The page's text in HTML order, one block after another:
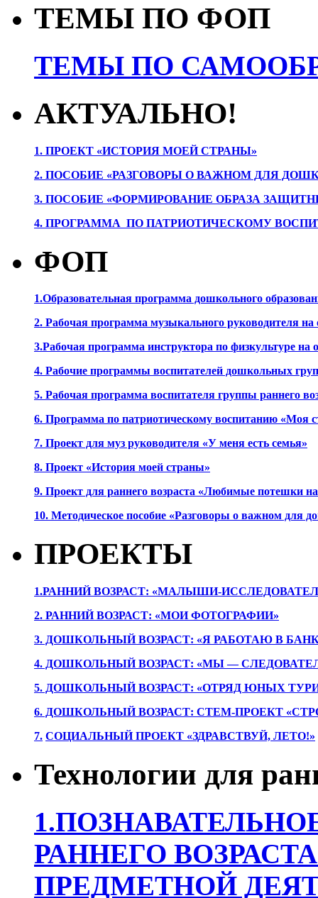
ТЕМЫ ПО ФОП
ТЕМЫ ПО
АКТУАЛЬНО!
1. ПРОЕКТ «ИСТОРИЯ МОЕЙ СТРАНЫ»
2. ПОСОБИЕ «РАЗГОВОРЫ О ВАЖНОМ ДЛЯ
3. ПОСОБИЕ «ФОРМИРОВАНИЕ ОБРАЗА
4. ПРОГРАММА ПО ПАТРИОТИЧЕСКОМУ
ФОП
1.Образовательная программа дошкольного
2. Рабочая программа музыкального руководителя
3.Рабочая программа инструктора по физкультуре
4. Рабочие программы воспитателей дошкольных
5. Рабочая программа воспитателя группы раннего
6. Программа по патриотическому воспитанию «Моя
7. Проект для муз руководителя «У меня есть семья»
8. Проект «История моей страны»
9. Проект для раннего возраста «Любимые потешки
10. Методическое пособие «Разговоры о важном для
ПРОЕКТЫ
1.РАННИЙ ВОЗРАСТ: «МАЛЫШИ-
2. РАННИЙ ВОЗРАСТ: «МОИ ФОТОГРАФИИ»
3. ДОШКОЛЬНЫЙ ВОЗРАСТ: «Я РАБОТАЮ В
4. ДОШКОЛЬНЫЙ ВОЗРАСТ: «МЫ —
5. ДОШКОЛЬНЫЙ ВОЗРАСТ: «ОТРЯД ЮНЫХ
6. ДОШКОЛЬНЫЙ ВОЗРАСТ: СТЕМ-ПРОЕКТ
7. СОЦИАЛЬНЫЙ ПРОЕКТ «ЗДРАВСТВУЙ, ЛЕТО!»
Технологии для
РАННЕГО
ПРЕДМЕТНОЙ